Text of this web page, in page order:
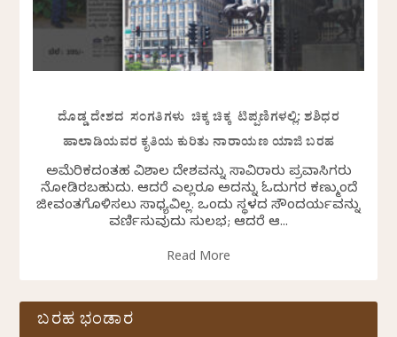
ದೊಡ್ಡ ದೇಶದ ಸಂಗತಿಗಳು ಚಿಕ್ಕ ಚಿಕ್ಕ ಟಿಪ್ಪಣಿಗಳಲ್ಲಿ: ಶಶಿಧರ
ಹಾಲಾಡಿಯವರ ಕೃತಿಯ ಕುರಿತು ನಾರಾಯಣ ಯಾಜಿ ಬರಹ
ಅಮೆರಿಕದಂತಹ ವಿಶಾಲ ದೇಶವನ್ನು ಸಾವಿರಾರು ಪ್ರವಾಸಿಗರು
ನೋಡಿರಬಹುದು. ಆದರೆ ಎಲ್ಲರೂ ಅದನ್ನು ಓದುಗರ ಕಣ್ಮುಂದೆ
ಜೀವಂತಗೊಳಿಸಲು ಸಾಧ್ಯವಿಲ್ಲ. ಒಂದು ಸ್ಥಳದ ಸೌಂದರ್ಯವನ್ನು
ವರ್ಣಿಸುವುದು ಸುಲಭ; ಆದರೆ ಆ...
Read More
ಬರಹ ಭಂಡಾರ